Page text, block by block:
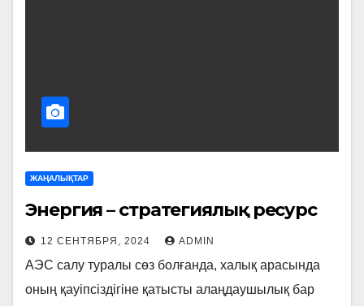
ЖАҢАЛЫҚТАР
Энергия – стратегиялық ресурс
12 СЕНТЯБРЯ, 2024 ADMIN
АЭС салу туралы сөз болғанда, халық арасында
оның қауіпсіздігіне қатыс­ты алаңдаушылық бар